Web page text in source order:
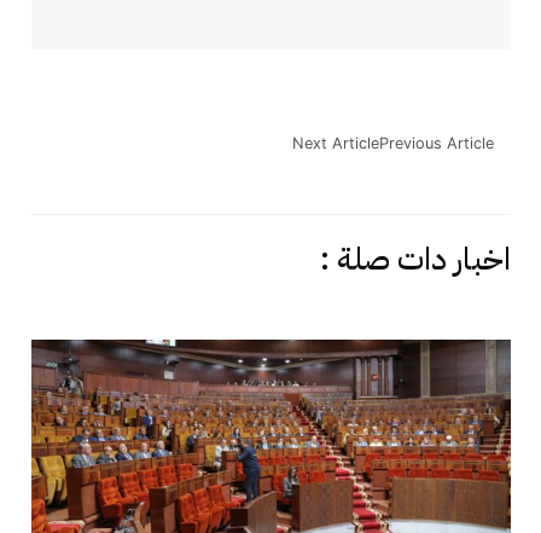
Previous Article
Next Article
اخبار دات صلة :